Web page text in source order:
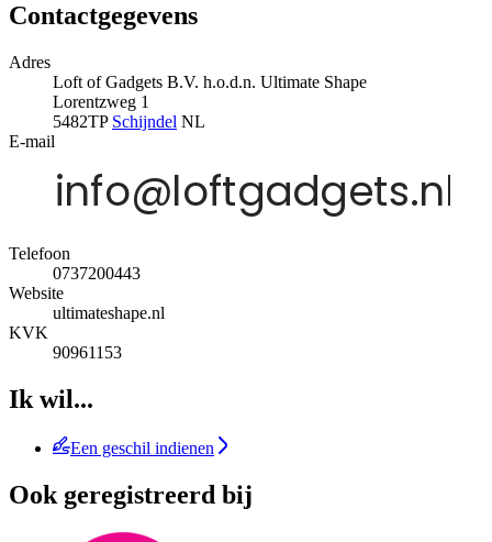
Contactgegevens
Adres
Loft of Gadgets B.V. h.o.d.n. Ultimate Shape
Lorentzweg 1
5482TP Schijndel NL
E-mail
Telefoon
0737200443
Website
ultimateshape.nl
KVK
90961153
Ik wil...
Een geschil indienen
Ook geregistreerd bij